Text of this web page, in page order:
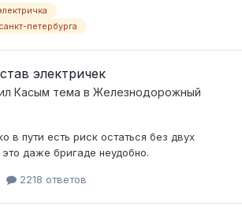
петербурга
электричек
Касым тема в Железнодорожный
в пути есть риск остаться без двух
даже бригаде неудобно.
2218 ответов